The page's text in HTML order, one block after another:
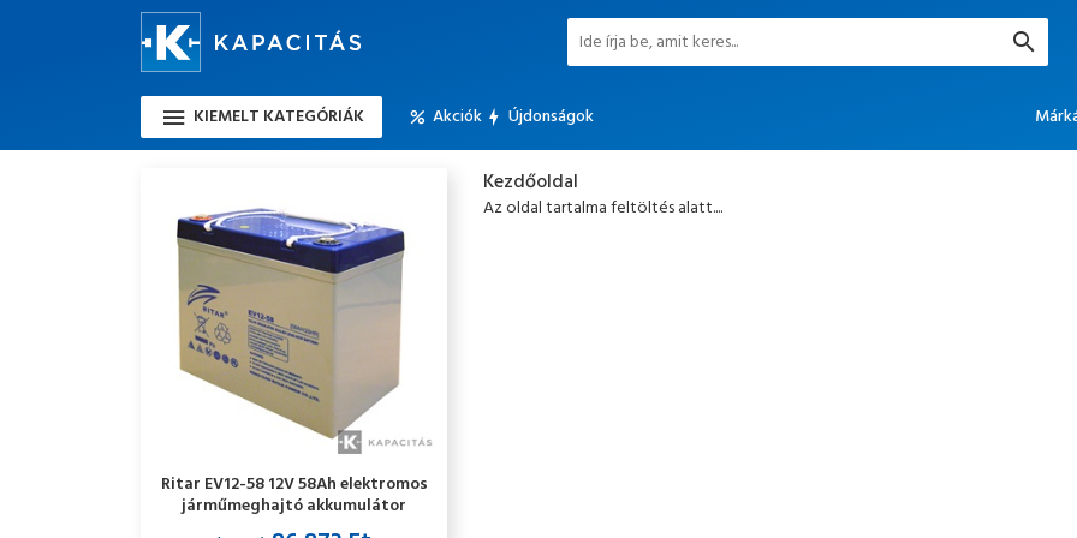
KIEMELT KATEGÓRIÁK Akciók Újdonságok
Ritar EV12-58 12V 58Ah elektromos
járműmeghajtó akkumulátor
Kezdőoldal
Az oldal tartalma feltöltés alatt....